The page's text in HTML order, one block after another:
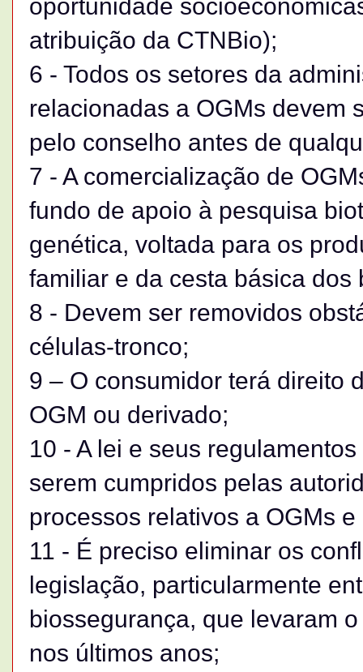
oportunidade
atribuição da CTNBio);
6 - Todos os setores da
relacionadas a OGMs devem
pelo conselho antes de
7 - A comercialização de
fundo de apoio à pesquisa
genética, voltada para os
familiar e da cesta básica dos
8 - Devem ser removidos
células-tronco;
9 – O consumidor terá direito
OGM ou derivado;
10 - A lei e seus
serem cumpridos pelas
processos relativos a OGMs
11 - É preciso eliminar os
legislação, particularmente
biossegurança, que levaram
nos últimos anos;